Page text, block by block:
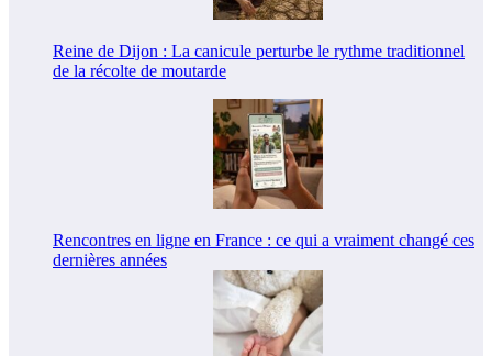
Reine de Dijon : La canicule perturbe le rythme traditionnel
de la récolte de moutarde
Rencontres en ligne en France : ce qui a vraiment changé ces
dernières années